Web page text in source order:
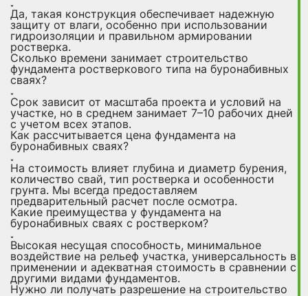
Да, такая конструкция обеспечивает надежную
защиту от влаги, особенно при использовании
гидроизоляции и правильном армировании
ростверка.
Сколько времени занимает строительство
фундамента ростверкового типа на буронабивных
сваях?
Срок зависит от масштаба проекта и условий на
участке, но в среднем занимает 7–10 рабочих дней
с учетом всех этапов.
Как рассчитывается цена фундамента на
буронабивных сваях?
На стоимость влияет глубина и диаметр бурения,
количество свай, тип ростверка и особенности
грунта. Мы всегда предоставляем
предварительный расчет после осмотра.
Какие преимущества у фундамента на
буронабивных сваях с ростверком?
Высокая несущая способность, минимальное
воздействие на рельеф участка, универсальность в
применении и адекватная стоимость в сравнении с
другими видами фундаментов.
Нужно ли получать разрешение на строительство